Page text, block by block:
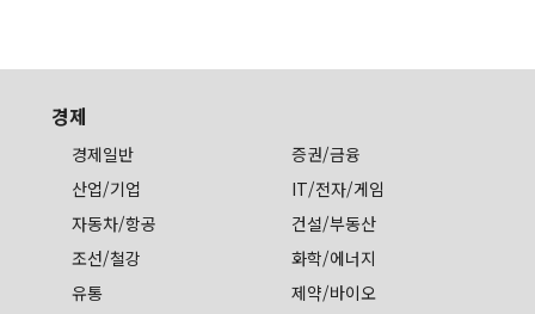
경제
경제일반
증권/금융
산업/기업
IT/전자/게임
자동차/항공
건설/부동산
조선/철강
화학/에너지
유통
제약/바이오